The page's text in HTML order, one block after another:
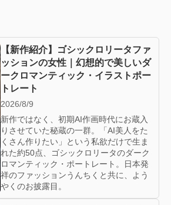
【新作紹介】ゴシックロリータファ
ッションの女性｜幻想的で美しいダ
ークロマンティック・イラストポー
トレート
2026/8/9
新作ではなく、初期AI作画時代にお蔵入
りさせていた秘蔵の一群。「AI美人をた
くさん作りたい」という私欲だけで生ま
れた約50点、ゴシックロリータのダーク
ロマンティック・ポートレート。日本発
祥のファッションうんちくと共に、よう
やくのお披露目。